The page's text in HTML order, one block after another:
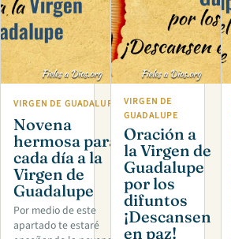
VIRGEN DE GUADALUPE
Novena
hermosa para
cada día a la
Virgen de
Guadalupe
Por medio de este
apartado te estaré
VIRGEN DE
GUADALUPE
Oración a
la Virgen de
Guadalupe
por los
difuntos
¡Descansen
en paz!